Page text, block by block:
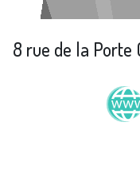
8 rue de la